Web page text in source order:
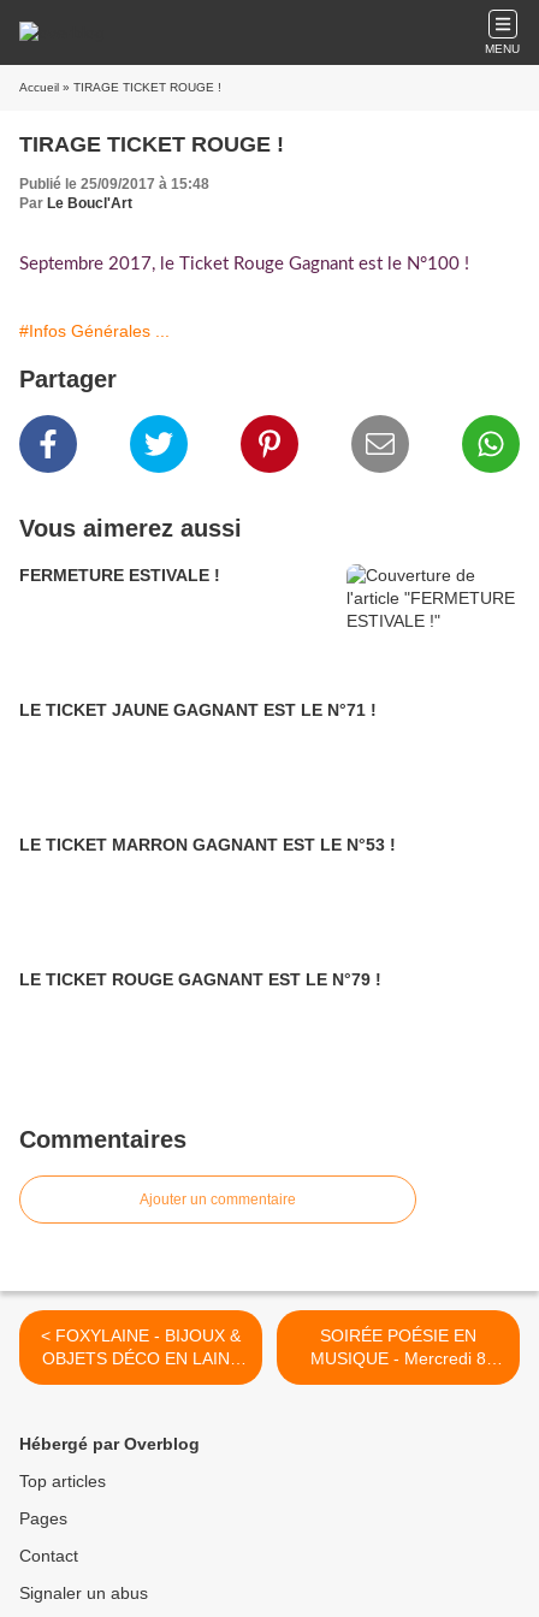
MENU
Accueil » TIRAGE TICKET ROUGE !
TIRAGE TICKET ROUGE !
Publié le 25/09/2017 à 15:48
Par Le Boucl'Art
Septembre 2017, le Ticket Rouge Gagnant est le N°100 !
#Infos Générales ...
Partager
Vous aimerez aussi
FERMETURE ESTIVALE !
LE TICKET JAUNE GAGNANT EST LE N°71 !
LE TICKET MARRON GAGNANT EST LE N°53 !
LE TICKET ROUGE GAGNANT EST LE N°79 !
Commentaires
Ajouter un commentaire
< FOXYLAINE - BIJOUX &
OBJETS DÉCO EN LAINE
PEIGNÉE & FEUTRINE -
SOIRÉE POÉSIE EN
MUSIQUE - Mercredi 8
Novembre ou Mercredi 22
Hébergé par Overblog
Top articles
Pages
Contact
Signaler un abus